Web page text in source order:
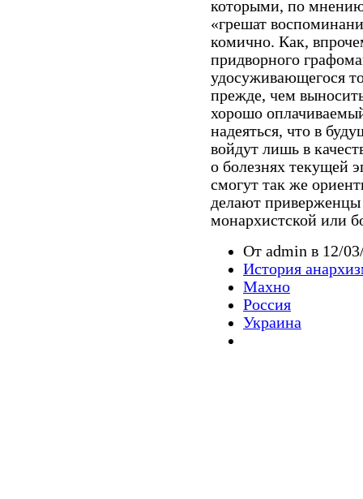
которыми, по мнению
«грешат
комично. Как,
придворного
удосуживающегося
прежде, чем
хорошо
надеяться, что в
войдут лишь в
о болезнях текущей
смогут так же
делают приверженцы
монархистской или
От admin в 12/
История
Махно
Россия
Украина